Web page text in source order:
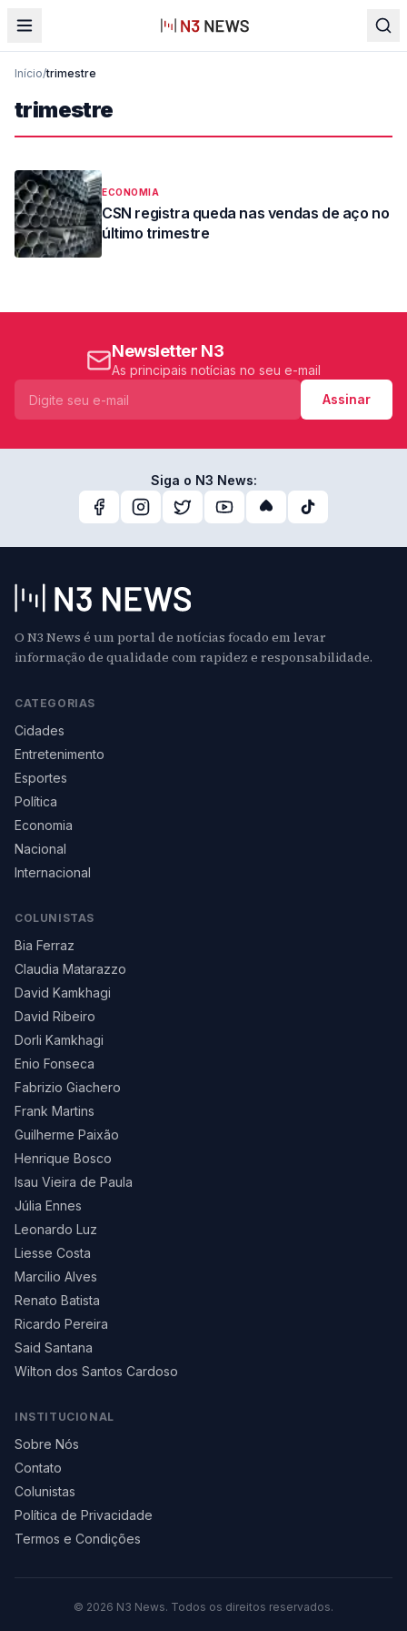
Início/trimestre
trimestre
ECONOMIA
CSN registra queda nas vendas de aço no
último trimestre
Newsletter N3
As principais notícias no seu e-mail
Assinar
Siga o N3 News:
O N3 News é um portal de notícias focado em levar
informação de qualidade com rapidez e responsabilidade.
CATEGORIAS
Cidades
Entretenimento
Esportes
Política
Economia
Nacional
Internacional
COLUNISTAS
Bia Ferraz
Claudia Matarazzo
David Kamkhagi
David Ribeiro
Dorli Kamkhagi
Enio Fonseca
Fabrizio Giachero
Frank Martins
Guilherme Paixão
Henrique Bosco
Isau Vieira de Paula
Júlia Ennes
Leonardo Luz
Liesse Costa
Marcilio Alves
Renato Batista
Ricardo Pereira
Said Santana
Wilton dos Santos Cardoso
INSTITUCIONAL
Sobre Nós
Contato
Colunistas
Política de Privacidade
Termos e Condições
© 2026 N3 News. Todos os direitos reservados.